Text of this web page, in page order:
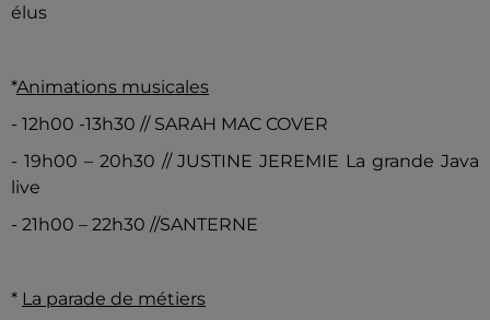
élus
*Animations musicales
- 12h00 -13h30 // SARAH MAC COVER
- 19h00 – 20h30 // JUSTINE JEREMIE La grande Java
live
- 21h00 – 22h30 //SANTERNE
* La parade de métiers